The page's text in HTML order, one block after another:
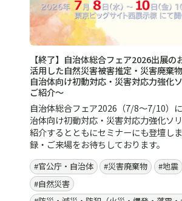
動画で学ぶ！「リスクマネジメント」
企業の皆さまの「リスクマネジメント
すべく、動画で学べるコンテンツをお
スクマネジメント総論」と、「リスク
れています。今後も随時拡充予定です。
#ハラスメント #賠償責任
#事業継続
#自然災害